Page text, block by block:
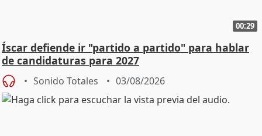
00:29
Íscar defiende ir "partido a partido" para hablar
de candidaturas para 2027
Sonido Totales 03/08/2026